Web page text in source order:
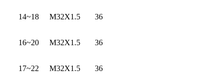
14~18 M32X1.5 36
16~20 M32X1.5 36
17~22 M32X1.5 36